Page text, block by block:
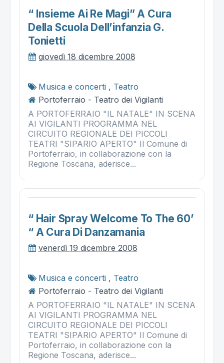
“ Insieme Ai Re Magi” A Cura
Della Scuola Dell’infanzia G.
Tonietti
giovedì 18 dicembre 2008
Musica e concerti , Teatro
Portoferraio - Teatro dei Vigilanti
A PORTOFERRAIO "IL NATALE" IN SCENA
AI VIGILANTI PROGRAMMA NEL
CIRCUITO REGIONALE DEI PICCOLI
TEATRI "SIPARIO APERTO" Il Comune di
Portoferraio, in collaborazione con la
Regione Toscana, aderisce...
“ Hair Spray Welcome To The 60’
“ A Cura Di Danzamania
venerdì 19 dicembre 2008
Musica e concerti , Teatro
Portoferraio - Teatro dei Vigilanti
A PORTOFERRAIO "IL NATALE" IN SCENA
AI VIGILANTI PROGRAMMA NEL
CIRCUITO REGIONALE DEI PICCOLI
TEATRI "SIPARIO APERTO" Il Comune di
Portoferraio, in collaborazione con la
Regione Toscana, aderisce...